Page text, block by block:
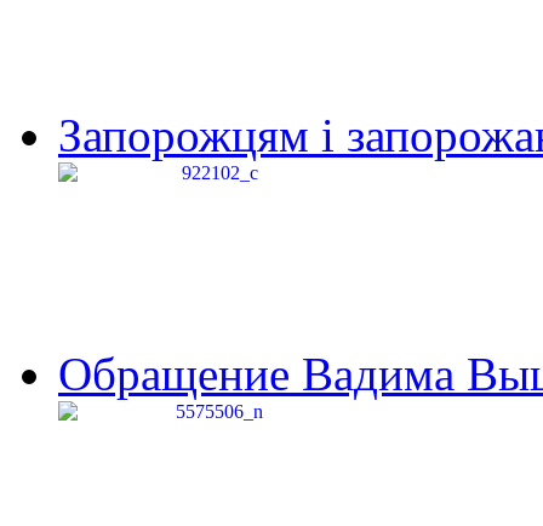
Запорожцям і
Обращение Вадима